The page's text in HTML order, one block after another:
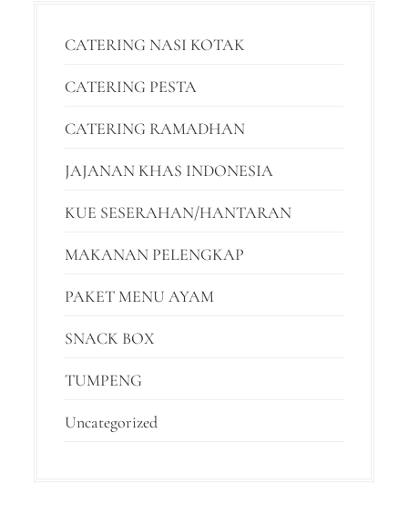
CATERING NASI KOTAK
CATERING PESTA
CATERING RAMADHAN
JAJANAN KHAS INDONESIA
KUE SESERAHAN/HANTARAN
MAKANAN PELENGKAP
PAKET MENU AYAM
SNACK BOX
TUMPENG
Uncategorized